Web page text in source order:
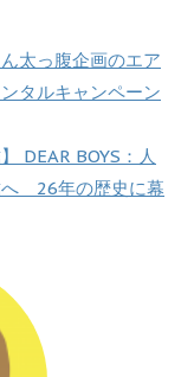
太っ腹企画のエア
タルキャンペーン
DEAR BOYS：人
へ 26年の歴史に幕